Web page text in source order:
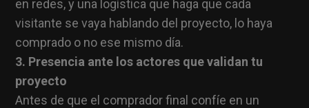
en redes, y una logística que haga que cada
visitante se vaya hablando del proyecto, lo haya
comprado o no ese mismo día.
3. Presencia ante los actores que validan tu
proyecto
Antes de que el comprador final confíe en un